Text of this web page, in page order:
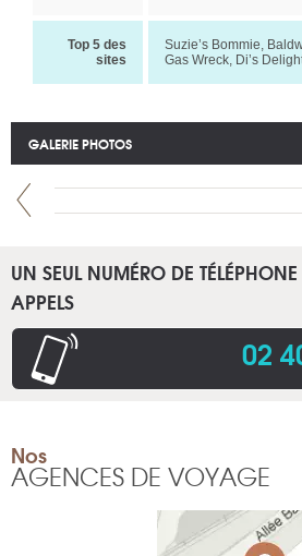
Top 5 des
sites
Suzie’s Bommie,
Gas Wreck, Di’s
GALERIE PHOTOS
UN SEUL NUMÉRO DE
APPELS
02
Nos
AGENCES DE VOYAGE